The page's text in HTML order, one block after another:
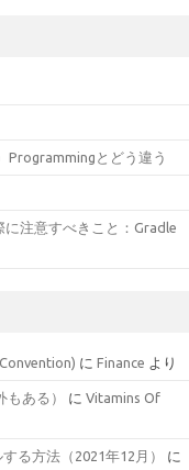
Programmingとどう違う
注意すべきこと：Gradle
に Finance より
ある） に Vitamins Of
る方法（2021年12月）
に